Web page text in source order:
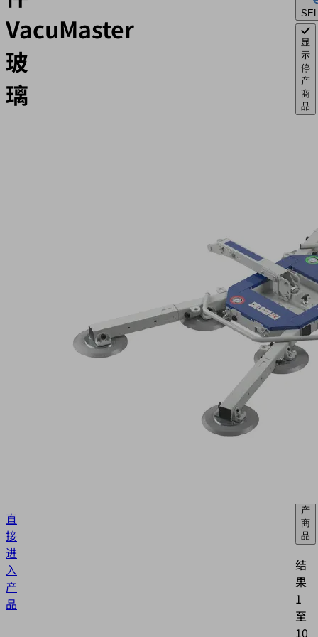
VacuMaster
玻
璃
VacuMaster
直
接
进
入
产
品
显
示
停
产
商
品
产
品
系
列
产
商
品
结
果
1
至
10